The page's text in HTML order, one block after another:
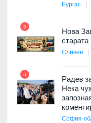
Бургас
5
Нова
старата
Сливен
6
Радев
Нека
София-